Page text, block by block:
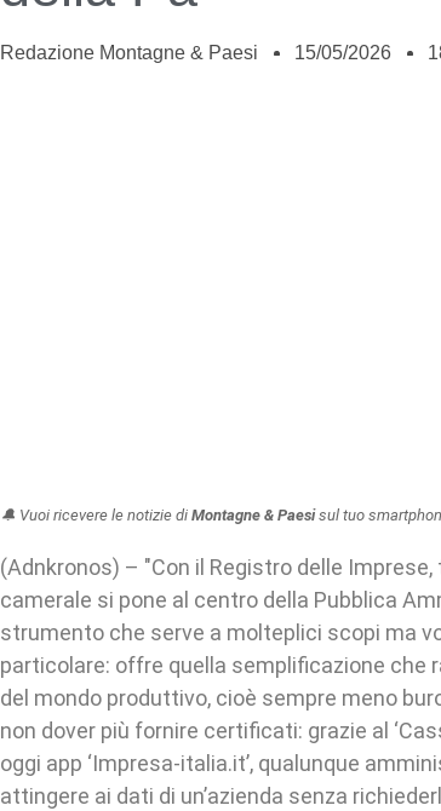
Redazione Montagne & Paesi 15/05/2026
🔔 Vuoi ricevere le notizie di Montagne & Paesisul tuo
(Adnkronos) – "Con il Registro delle
camerale si pone al centro della Pubblica
strumento che serve a molteplici scopi ma
particolare: offre quella semplificazione che
del mondo produttivo, cioè sempre meno
non dover più fornire certificati: grazie al
oggi app ‘Impresa-italia.it’, qualunque
attingere ai dati di un’azienda senza